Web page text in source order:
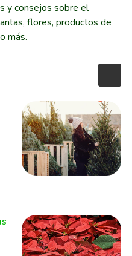
y consejos sobre el
flores, productos de
más.